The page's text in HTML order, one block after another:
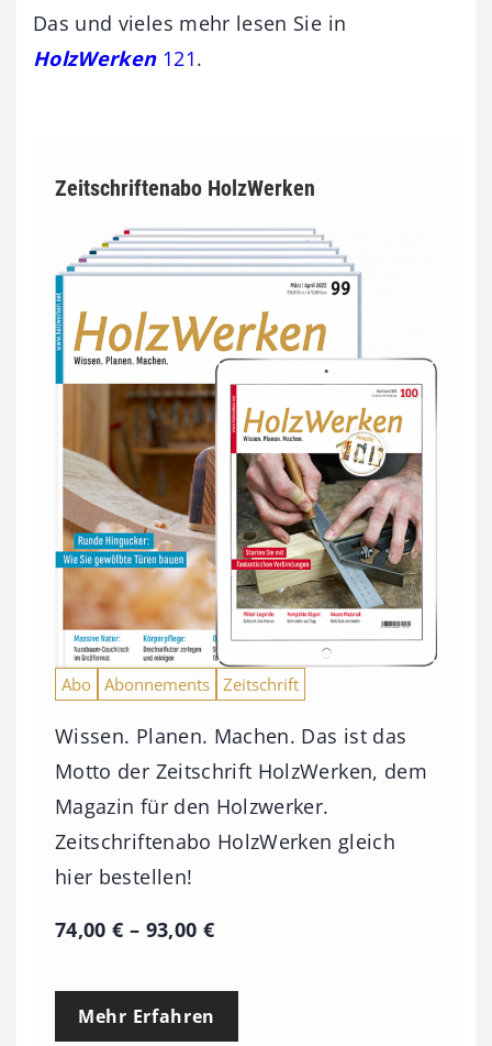
Das und vieles mehr lesen Sie in
HolzWerken 121.
Zeitschriftenabo HolzWerken
Abo Abonnements Zeitschrift
Wissen. Planen. Machen. Das ist das
Motto der Zeitschrift HolzWerken, dem
Magazin für den Holzwerker.
Zeitschriftenabo HolzWerken gleich
hier bestellen!
74,00€ – 93,00 €P
e
Mehr Erfahren